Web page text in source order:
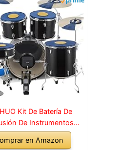
Kit De Batería De
De Instrumentos
para Adultos
Instrumentos
en Amazon